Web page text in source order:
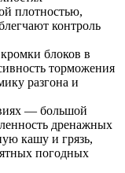
плотностью,
контроль
блоков в
торможения
разгона и
— большой
дренажных
кашу и грязь,
погодных